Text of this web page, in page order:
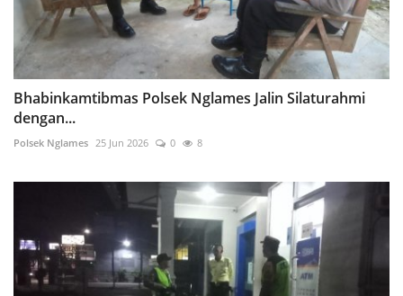
Bhabinkamtibmas Polsek Nglames Jalin Silaturahmi
dengan...
Polsek Nglames 25 Jun 2026 0 8